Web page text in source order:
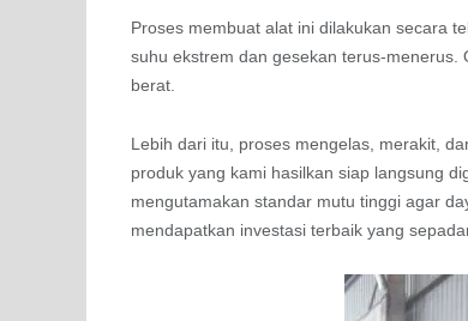
Proses membuat alat ini dilakukan secara
suhu ekstrem dan gesekan terus-
berat.
Lebih dari itu, proses mengelas, merakit,
produk yang kami hasilkan siap langsung
mengutamakan standar mutu tinggi agar
mendapatkan investasi terbaik yang